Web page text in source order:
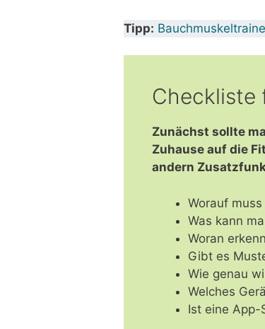
Tipp:
Checkliste
Zunächst sollte
Zuhause auf die
andern
Worauf
Was kann
Woran
Gibt es
Wie genau
Welches
Ist eine App-